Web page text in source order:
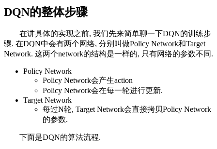
DQN的整体步骤
在讲具体的实现之前, 我们先来简单聊一下DQN的训练步
骤. 在DQN中会有两个网络, 分别叫做Policy Network和Target
Network. 这两个network的结构是一样的, 只有网络的参数不同.
Policy Network
Policy Network会产生action
Policy Network会在每一轮进行更新.
Target Network
每过N轮, Target Network会直接拷贝Policy Network
的参数.
下面是DQN的算法流程.